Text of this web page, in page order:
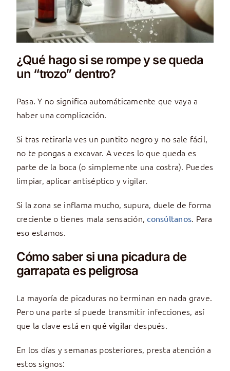
¿Qué hago si se rompe y se queda
un “trozo” dentro?
Pasa. Y no significa automáticamente que vaya a
haber una complicación.
Si tras retirarla ves un puntito negro y no sale fácil,
no te pongas a excavar. A veces lo que queda es
parte de la boca (o simplemente una costra). Puedes
limpiar, aplicar antiséptico y vigilar.
Si la zona se inflama mucho, supura, duele de forma
creciente o tienes mala sensación,consúltanos. Para
eso estamos.
Cómo saber si una picadura de
garrapata es peligrosa
La mayoría de picaduras no terminan en nada grave.
Pero una parte sí puede transmitir infecciones, así
que la clave está enqué vigilar después.
En los días y semanas posteriores, presta atención a
estos signos: